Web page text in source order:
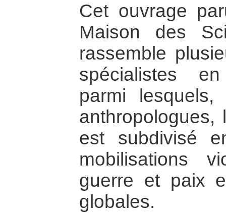
Cet ouvrage
Maison des
rassemble
spécialistes
parmi
anthropologues,
est subdivisé
mobilisations
guerre et paix
globales.